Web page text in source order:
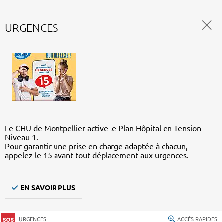
URGENCES
Le CHU de Montpellier active le Plan Hôpital en Tension –
Niveau 1.
Pour garantir une prise en charge adaptée à chacun,
appelez le 15 avant tout déplacement aux urgences.
EN SAVOIR PLUS
URGENCES ACCÈS RAPIDES